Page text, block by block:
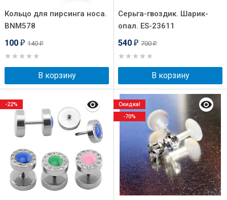
Кольцо для пирсинга носа.
BNM578
100 ₽ 140₽
В корзину
Серьга-гвоздик. Шарик-
опал. ES-23611
540 ₽ 700₽
В корзину
-22%
Скидка!
-70%